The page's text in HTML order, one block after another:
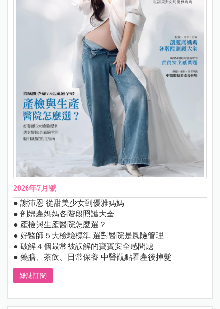
2026年7月號
● 謝沛恩 從甜美少女到優雅媽媽
● 剖婦產媽媽各階段照護大全
● 產檢與生產醫院怎麼選？
● 好醫師５大檢驗標準 選對醫院是風險管理
● 破解４個最常被誤解的寶寶安全感問題
● 藥膳、茶飲、日常保養 中醫觀點看產後掉髮
雜誌訂閱